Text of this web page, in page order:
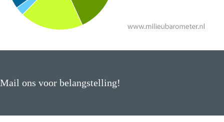
Mail ons voor belangstelling!